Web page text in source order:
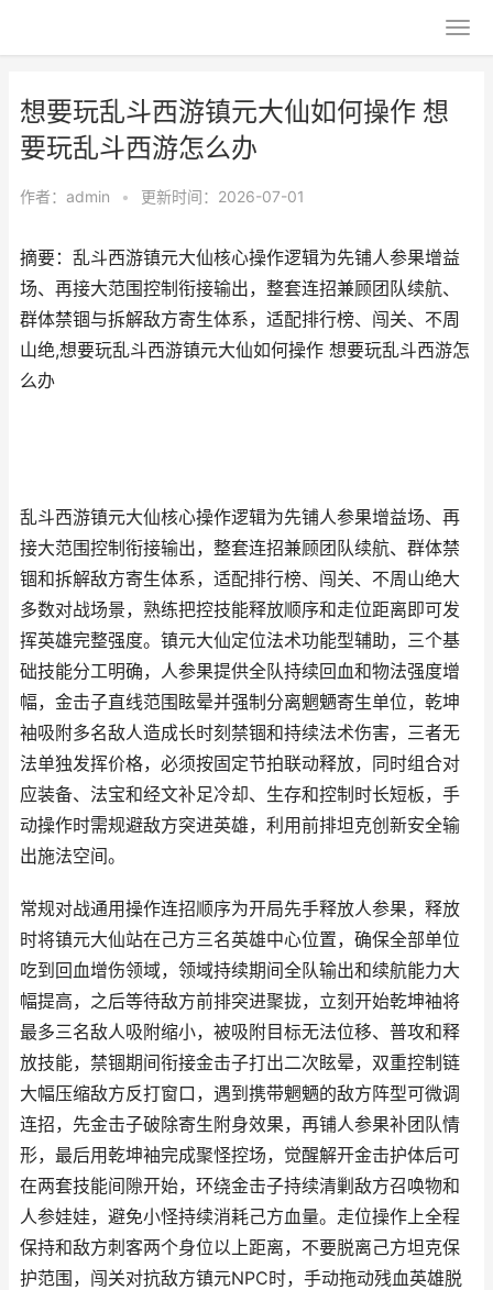
想要玩乱斗西游镇元大仙如何操作 想
要玩乱斗西游怎么办
作者： admin • 更新时间：2026-07-01
摘要：乱斗西游镇元大仙核心操作逻辑为先铺人参果增益
场、再接大范围控制衔接输出，整套连招兼顾团队续航、
群体禁锢与拆解敌方寄生体系，适配排行榜、闯关、不周
山绝,想要玩乱斗西游镇元大仙如何操作 想要玩乱斗西游怎
么办
乱斗西游镇元大仙核心操作逻辑为先铺人参果增益场、再
接大范围控制衔接输出，整套连招兼顾团队续航、群体禁
锢和拆解敌方寄生体系，适配排行榜、闯关、不周山绝大
多数对战场景，熟练把控技能释放顺序和走位距离即可发
挥英雄完整强度。镇元大仙定位法术功能型辅助，三个基
础技能分工明确，人参果提供全队持续回血和物法强度增
幅，金击子直线范围眩晕并强制分离魍魉寄生单位，乾坤
袖吸附多名敌人造成长时刻禁锢和持续法术伤害，三者无
法单独发挥价格，必须按固定节拍联动释放，同时组合对
应装备、法宝和经文补足冷却、生存和控制时长短板，手
动操作时需规避敌方突进英雄，利用前排坦克创新安全输
出施法空间。
常规对战通用操作连招顺序为开局先手释放人参果，释放
时将镇元大仙站在己方三名英雄中心位置，确保全部单位
吃到回血增伤领域，领域持续期间全队输出和续航能力大
幅提高，之后等待敌方前排突进聚拢，立刻开始乾坤袖将
最多三名敌人吸附缩小，被吸附目标无法位移、普攻和释
放技能，禁锢期间衔接金击子打出二次眩晕，双重控制链
大幅压缩敌方反打窗口，遇到携带魍魉的敌方阵型可微调
连招，先金击子破除寄生附身效果，再铺人参果补团队情
形，最后用乾坤袖完成聚怪控场，觉醒解开金击护体后可
在两套技能间隙开始，环绕金击子持续清剿敌方召唤物和
人参娃娃，避免小怪持续消耗己方血量。走位操作上全程
保持和敌方刺客两个身位以上距离，不要脱离己方坦克保
护范围，闯关对抗敌方镇元NPC时，手动拖动残血英雄脱